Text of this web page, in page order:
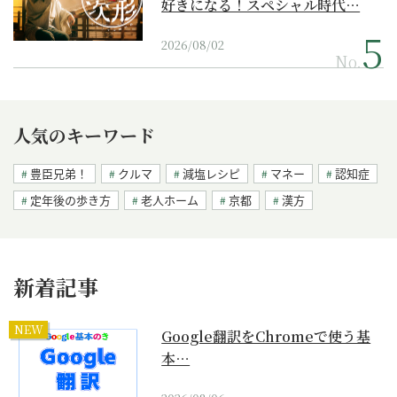
好きになる！スペシャル時代…
2026/08/02
No.
人気のキーワード
豊臣兄弟！ クルマ 減塩レシピ マネー
認知症
定年後の歩き方
老人ホーム 京都 漢方
新着記事
NEW
Google翻訳をChromeで使う基
本…